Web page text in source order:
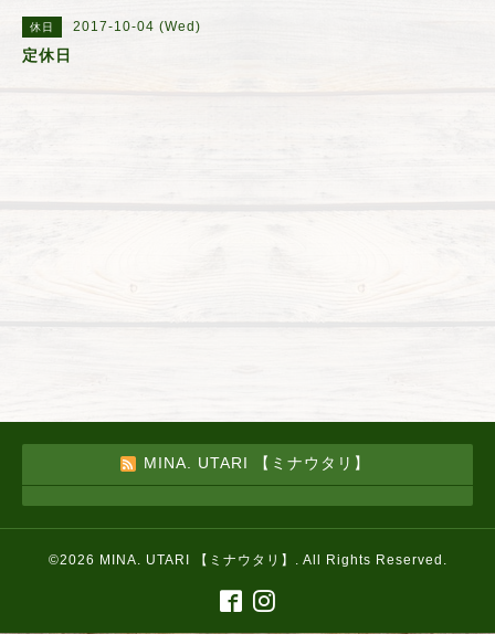
休日 2017-10-04 (Wed)
定休日
MINA. UTARI 【ミナウタリ】
©2026 MINA. UTARI 【ミナウタリ】 . All Rights Reserved.